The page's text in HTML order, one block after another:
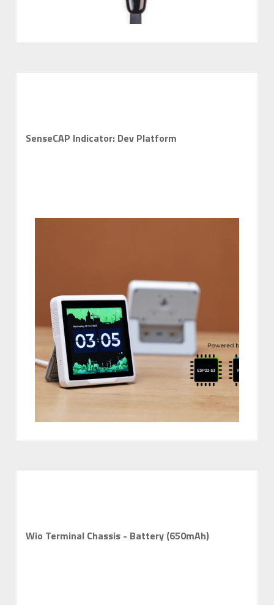
SenseCAP Indicator: Dev Platform
Wio Terminal Chassis - Battery (650mAh)